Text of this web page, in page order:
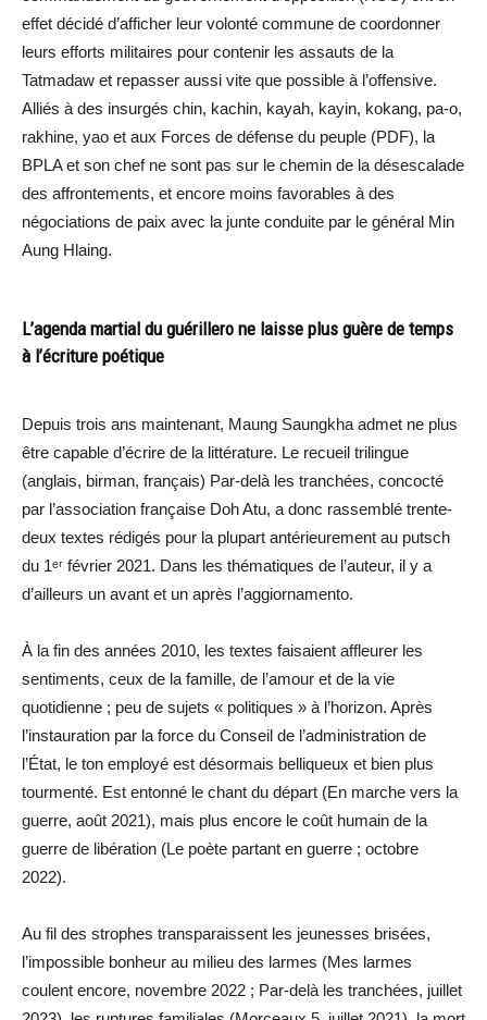
effet décidé d’afficher leur volonté commune de coordonner
leurs efforts militaires pour contenir les assauts de la
Tatmadaw et repasser aussi vite que possible à l’offensive.
Alliés à des insurgés chin, kachin, kayah, kayin, kokang, pa-o,
rakhine, yao et aux Forces de défense du peuple (PDF), la
BPLA et son chef ne sont pas sur le chemin de la désescalade
des affrontements, et encore moins favorables à des
négociations de paix avec la junte conduite par le général Min
Aung Hlaing.
L’agenda martial du guérillero ne laisse plus guère de temps
à l’écriture poétique
Depuis trois ans maintenant, Maung Saungkha admet ne plus
être capable d’écrire de la littérature. Le recueil trilingue
(anglais, birman, français) Par-delà les tranchées, concocté
par l’association française Doh Atu, a donc rassemblé trente-
deux textes rédigés pour la plupart antérieurement au putsch
du 1ᵉʳ février 2021. Dans les thématiques de l’auteur, il y a
d’ailleurs un avant et un après l’aggiornamento.
À la fin des années 2010, les textes faisaient affleurer les
sentiments, ceux de la famille, de l’amour et de la vie
quotidienne ; peu de sujets « politiques » à l’horizon. Après
l’instauration par la force du Conseil de l’administration de
l’État, le ton employé est désormais belliqueux et bien plus
tourmenté. Est entonné le chant du départ (En marche vers la
guerre, août 2021), mais plus encore le coût humain de la
guerre de libération (Le poète partant en guerre ; octobre
2022).
Au fil des strophes transparaissent les jeunesses brisées,
l’impossible bonheur au milieu des larmes (Mes larmes
coulent encore, novembre 2022 ; Par-delà les tranchées, juillet